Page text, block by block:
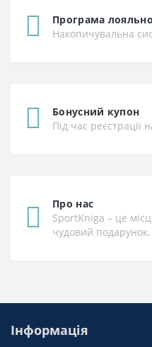
Програма
Накопичувальна
Бонусний купон
Під час реєстрації
Про нас
SportKniga – це
чудовий подарунок.
Інформація